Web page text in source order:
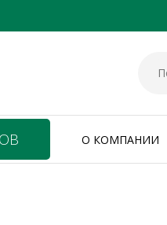
О КОМПАНИИ